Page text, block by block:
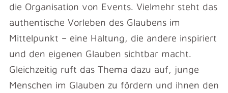
die Organisation von Events. Vielmehr steht das
authentische Vorleben des Glaubens im
Mittelpunkt – eine Haltung, die andere inspiriert
und den eigenen Glauben sichtbar macht.
Gleichzeitig ruft das Thema dazu auf, junge
Menschen im Glauben zu fördern und ihnen den